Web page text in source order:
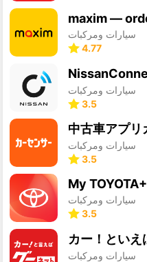
سيارات ومركبات
4.77
سيارات ومركبات
3.5
سيارات ومركبات
3.5
My TOYOTA+
سيارات ومركبات
3.5
سيارات ومركبات